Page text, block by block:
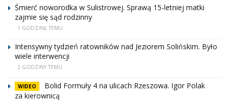
Śmierć noworodka w Sulistrowej. Sprawą 15-letniej matki
zajmie się sąd rodzinny
1 GODZINĘ TEMU
Intensywny tydzień ratowników nad Jeziorem Solińskim. Było
wiele interwencji
2 GODZINY TEMU
WIDEO
Bolid Formuły 4 na ulicach Rzeszowa. Igor Polak
za kierownicą